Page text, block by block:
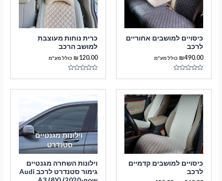
כיסויים למושבים אחוריים
לרכב
₪490.00 כולל מע"מ
כרית נוחות מעוצבת
למושב הרכב
₪120.00 כולל מע"מ
כיסויים למושבים קדמיים
לרכב
וילונות השחרה מגנטיים
גימור סטנדרט לרכב Audi